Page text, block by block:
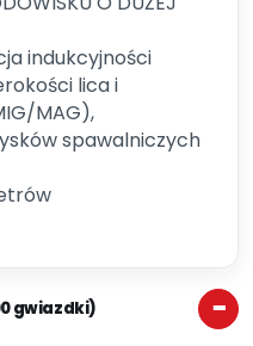
indukcyjności
lica i
MAG),
spawalniczych
gwiazdki)